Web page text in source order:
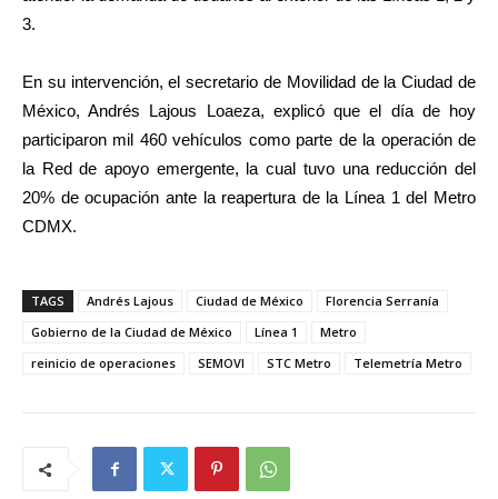
3.
En su intervención, el secretario de Movilidad de la Ciudad de
México, Andrés Lajous Loaeza, explicó que el día de hoy
participaron mil 460 vehículos como parte de la operación de
la Red de apoyo emergente, la cual tuvo una reducción del
20% de ocupación ante la reapertura de la Línea 1 del Metro
CDMX.
TAGS Andrés Lajous Ciudad de México
Florencia Serranía
Gobierno de la Ciudad de México
Línea 1
Metro
reinicio de operaciones
SEMOVI STC Metro Telemetría Metro